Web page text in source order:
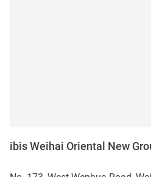
ibis Weihai Oriental New